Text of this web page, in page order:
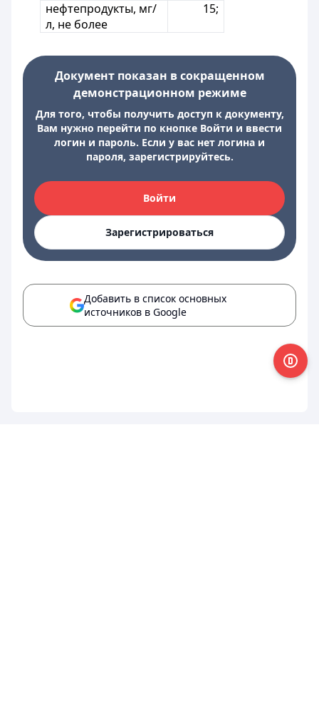
нефтепродукты, мг/
л, не более
15;
Документ показан в сокращенном
демонстрационном режиме
Для того, чтобы получить доступ к документу,
Вам нужно перейти по кнопке Войти и ввести
логин и пароль. Если у вас нет логина и
пароля, зарегистрируйтесь.
Войти
Зарегистрироваться
Добавить в список основных
источников в Google